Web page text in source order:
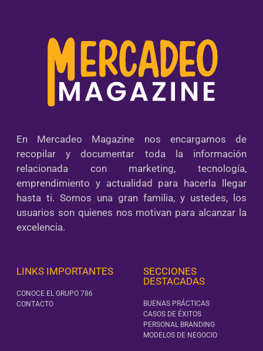
En Mercadeo Magazine nos encargamos de
recopilar y documentar toda la información
relacionada con marketing, tecnología,
emprendimiento y actualidad para hacerla llegar
hasta ti. Somos una gran familia, y ustedes, los
usuarios son quienes nos motivan para alcanzar la
excelencia.
LINKS IMPORTANTES
CONOCE EL GRUPO 786
CONTACTO
SECCIONES
DESTACADAS
BUENAS PRÁCTICAS
CASOS DE ÉXITOS
PERSONAL BRANDING
MODELOS DE NEGOCIO